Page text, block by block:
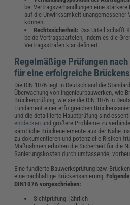
bei Vertragsverhandlungen eine
auf die Unwirksamkeit
können.
Rechtssicherheit: Das Urteil schafft
beide Vertragsparteien, indem es die
Vertragsstrafen klar definiert.
Regelmäßige Prüfungen
für eine erfolgreiche
Die DIN 1076 legt in Deutschland die
Überwachung von Ingenieurbauwerken, wie
Brückenprüfung, wie sie die DIN 1076 in
Fundament einer erfolgreichen
und die detaillierte Hauptprüfung sind
entdecken und größere Probleme zu
sämtliche Brückenelemente aus der Nähe
zu dokumentieren und potenzielle Risiken
Maßnahmen erhöhen die Sicherheit für die
Sanierungskosten durch umfassende,
Eine fundierte Bauwerksprüfung bzw.
eine nachhaltige Brückensanierung.
DIN1076 vorgeschrieben:
Sichtprüfung: jährlich